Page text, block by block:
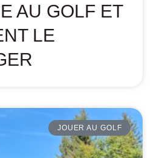
AU GOLF ET
LE
JOUER AU GOLF